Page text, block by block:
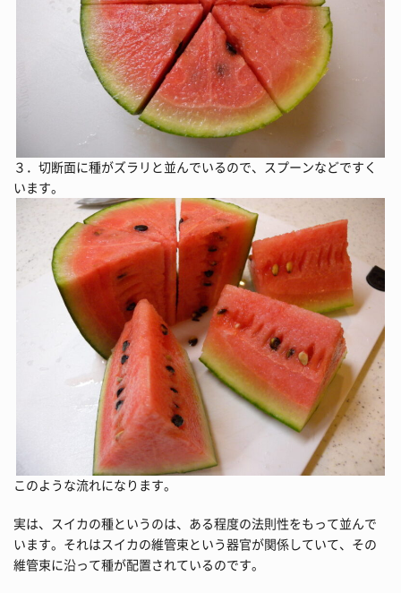
３．切断面に種がズラリと並んでいるので、スプーンなどですく
います。
このような流れになります。
実は、スイカの種というのは、ある程度の法則性をもって並んで
います。それはスイカの維管束という器官が関係していて、その
維管束に沿って種が配置されているのです。